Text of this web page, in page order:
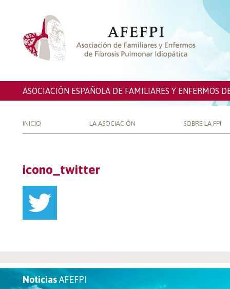
ASOCIACIÓN ESPAÑOLA DE FAMILIARES Y ENFERMOS
INICIO LA ASOCIACIÓN SOBRE LA FPI
icono_twitter
NoticiasAFEFPI